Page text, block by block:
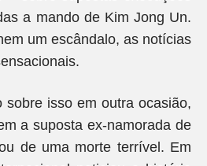
a mando de Kim Jong Un.
um escândalo, as notícias
sobre isso em outra ocasião,
a suposta ex-namorada de
de uma morte terrível. Em